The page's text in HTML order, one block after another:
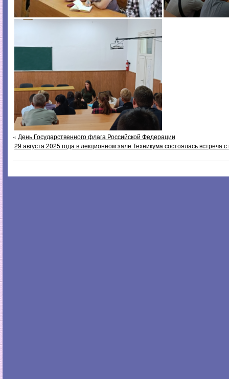
« День Государственного флага Российской Федерации
29 августа 2025 года в лекционном зале Техникума состоялась встреча